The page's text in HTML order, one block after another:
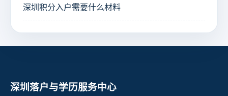
深圳积分入户需要什么材料
深圳落户与学历服务中心